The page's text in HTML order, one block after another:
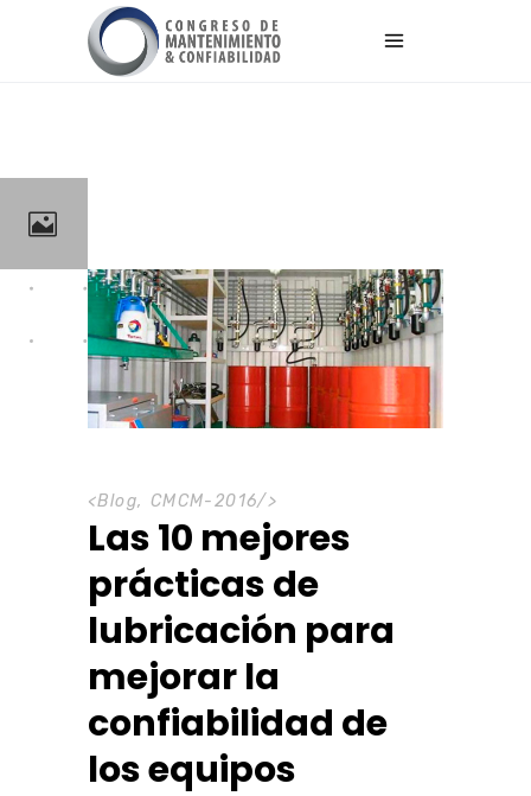
<Blog, CMCM-2016/>
Las 10 mejores
prácticas de
lubricación para
mejorar la
confiabilidad de
los equipos